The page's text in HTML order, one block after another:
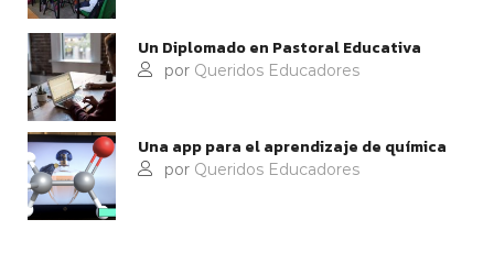
Un Diplomado en Pastoral Educativa
por Queridos Educadores
Una app para el aprendizaje de química
por Queridos Educadores